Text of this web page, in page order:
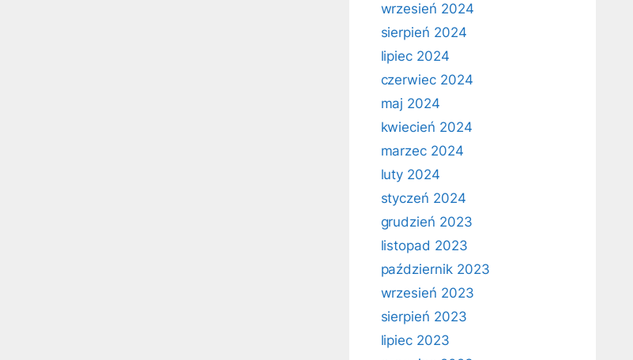
wrzesień 2024
sierpień 2024
lipiec 2024
czerwiec 2024
maj 2024
kwiecień 2024
marzec 2024
luty 2024
styczeń 2024
grudzień 2023
listopad 2023
październik 2023
wrzesień 2023
sierpień 2023
lipiec 2023